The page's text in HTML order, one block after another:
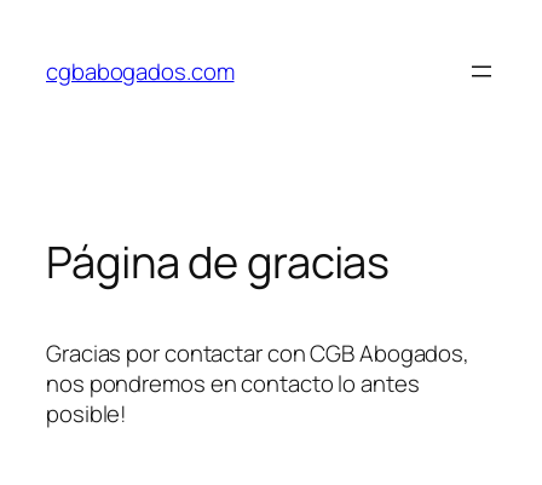
contenido
cgbabogados.com
Página de gracias
Gracias por contactar con CGB Abogados,
nos pondremos en contacto lo antes
posible!